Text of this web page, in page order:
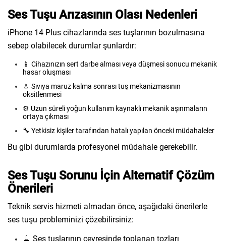
Ses Tuşu Arızasının Olası Nedenleri
iPhone 14 Plus cihazlarında ses tuşlarının bozulmasına
sebep olabilecek durumlar şunlardır:
📱 Cihazınızın sert darbe alması veya düşmesi sonucu mekanik
hasar oluşması
💧 Sıvıya maruz kalma sonrası tuş mekanizmasının
oksitlenmesi
⚙️ Uzun süreli yoğun kullanım kaynaklı mekanik aşınmaların
ortaya çıkması
🔧 Yetkisiz kişiler tarafından hatalı yapılan önceki müdahaleler
Bu gibi durumlarda profesyonel müdahale gerekebilir.
Ses Tuşu Sorunu İçin Alternatif Çözüm
Önerileri
Teknik servis hizmeti almadan önce, aşağıdaki önerilerle
ses tuşu probleminizi çözebilirsiniz:
🧹 Ses tuşlarının çevresinde toplanan tozları